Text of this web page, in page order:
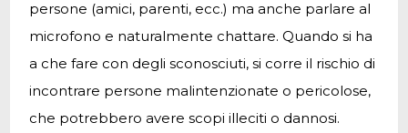
persone (amici, parenti, ecc.) ma anche parlare al
microfono e naturalmente chattare. Quando si ha
a che fare con degli sconosciuti, si corre il rischio di
incontrare persone malintenzionate o pericolose,
che potrebbero avere scopi illeciti o dannosi.